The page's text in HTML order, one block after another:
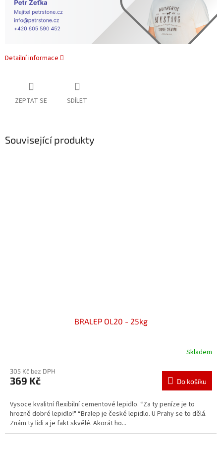
Detailní informace
ZEPTAT SE SDÍLET
Související produkty
BRALEP OL20 - 25kg
Skladem
305 Kč bez DPH
369 Kč Do košíku
Vysoce kvalitní flexibilní cementové lepidlo. “Za ty peníze je to
hrozně dobré lepidlo!" “Bralep je české lepidlo. U Prahy se to dělá.
Znám ty lidi a je fakt skvělé. Akorát ho...